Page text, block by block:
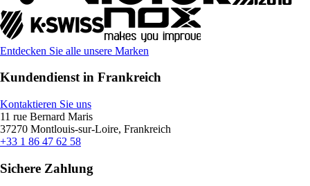
Entdecken Sie alle unsere Marken
Kundendienst in Frankreich
Kontaktieren Sie uns
11 rue Bernard Maris
37270 Montlouis-sur-Loire, Frankreich
+33 1 86 47 62 58
Sichere Zahlung